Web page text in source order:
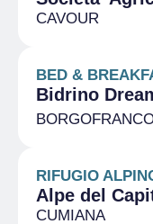
CAVOUR
BED &
Bidrino
RIFUGIO
Alpe del
CUMIANA